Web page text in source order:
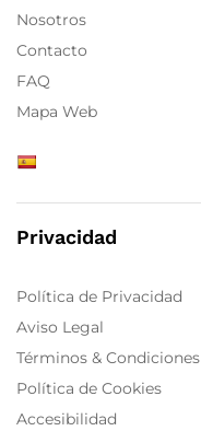
Nosotros
Contacto
FAQ
Mapa Web
Privacidad
Política de Privacidad
Aviso Legal
Términos & Condiciones
Política de Cookies
Accesibilidad